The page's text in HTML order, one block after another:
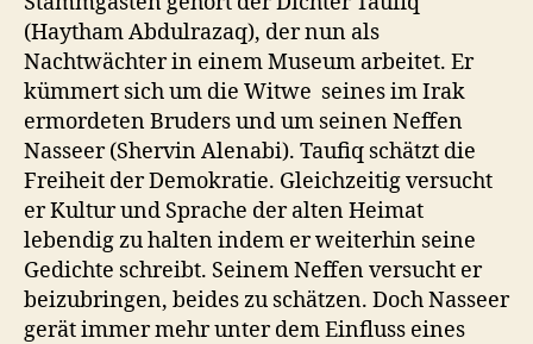
(Haytham Abdulrazaq), der nun als
Nachtwächter in einem Museum arbeitet. Er
kümmert sich um die Witwe seines im Irak
ermordeten Bruders und um seinen Neffen
Nasseer (Shervin Alenabi). Taufiq schätzt die
Freiheit der Demokratie. Gleichzeitig versucht
er Kultur und Sprache der alten Heimat
lebendig zu halten indem er weiterhin seine
Gedichte schreibt. Seinem Neffen versucht er
beizubringen, beides zu schätzen. Doch Nasseer
gerät immer mehr unter dem Einfluss eines